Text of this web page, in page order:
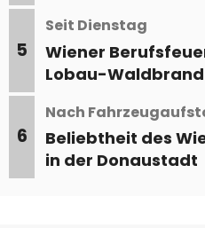
5
Seit Dienstag
Wiener
Lobau-Waldbrand
6
Nach
Beliebtheit des
in der Donaustadt